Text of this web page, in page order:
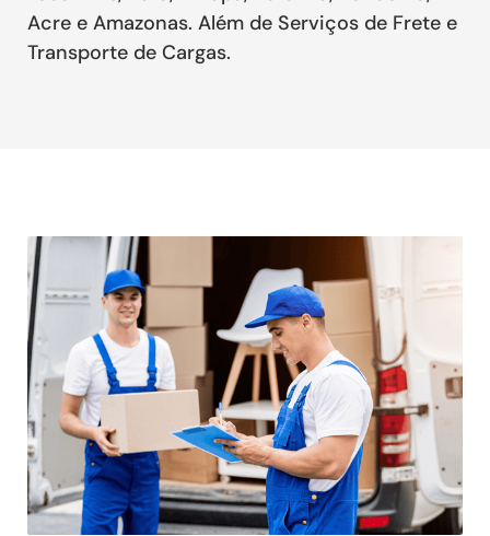
Acre e Amazonas. Além de Serviços de Frete e
Transporte de Cargas.